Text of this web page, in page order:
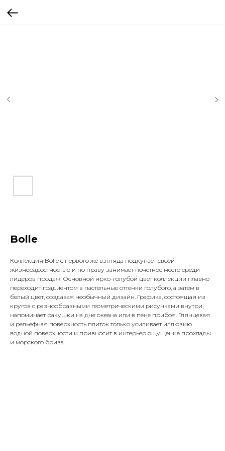
Bolle
Коллекция Bolle с первого же взгляда подкупает своей
жизнерадостностью и по праву занимает почетное место среди
лидеров продаж. Основной ярко-голубой цвет коллекции плавно
переходит градиентом в пастельные оттенки голубого, а затем в
белый цвет, создавая необычный дизайн. Графика, состоящая из
кругов с разнообразными геометрическими рисунками внутри,
напоминает ракушки на дне океана или в пене прибоя. Глянцевая
и рельефная поверхность плиток только усиливает иллюзию
водной поверхности и привносит в интерьер ощущение прохлады
и морского бриза.